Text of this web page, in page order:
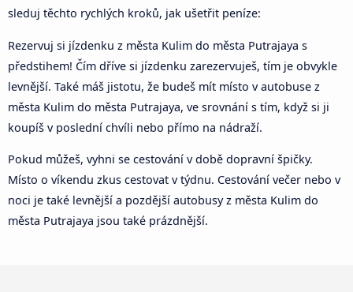
sleduj těchto rychlých kroků, jak ušetřit peníze:
Rezervuj si jízdenku z města Kulim do města Putrajaya s
předstihem! Čím dříve si jízdenku zarezervuješ, tím je obvykle
levnější. Také máš jistotu, že budeš mít místo v autobuse z
města Kulim do města Putrajaya, ve srovnání s tím, když si ji
koupíš v poslední chvíli nebo přímo na nádraží.
Pokud můžeš, vyhni se cestování v době dopravní špičky.
Místo o víkendu zkus cestovat v týdnu. Cestování večer nebo v
noci je také levnější a pozdější autobusy z města Kulim do
města Putrajaya jsou také prázdnější.